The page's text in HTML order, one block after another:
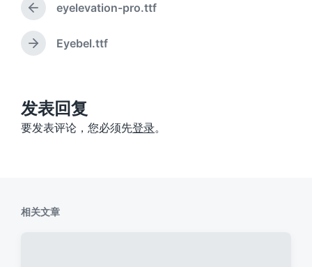
上
篇
文
章
eyelevation-pro.ttf
下
：
Eyebel.ttf
发表回复
要发表评论，您必须先登录。
相关文章